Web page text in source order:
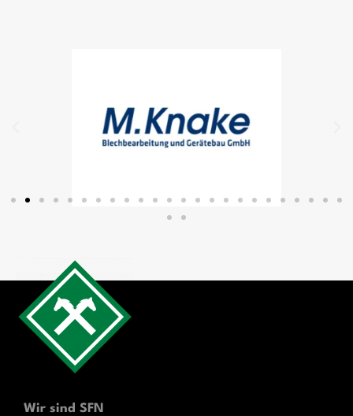
Wir sind SFN